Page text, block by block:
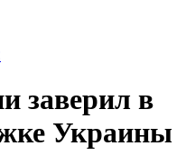
заверил в
Украины